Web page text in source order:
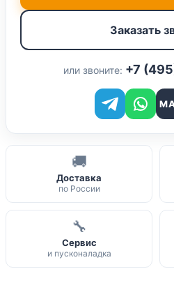
Заказать
или звоните: +7
🚚
Доставка
по России
🔧
Сервис
и пусконаладка